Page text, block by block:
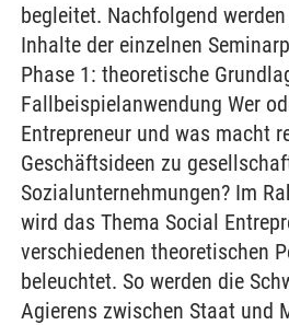
begleitet. Nachfolgend
Inhalte der einzelnen
Phase 1: theoretische
Fallbeispielanwendung Wer
Entrepreneur und was macht
Geschäftsideen zu
Sozialunternehmungen? Im
wird das Thema Social
verschiedenen theoretischen
beleuchtet. So werden die
Agierens zwischen Staat und